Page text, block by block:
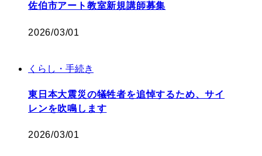
佐伯市アート教室新規講師募集
2026/03/01
くらし・手続き
東日本大震災の犠牲者を追悼するため、サイ
レンを吹鳴します
2026/03/01